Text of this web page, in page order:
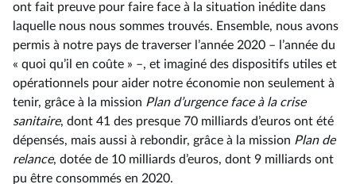
ont fait preuve pour faire face à la situation inédite dans
laquelle nous nous sommes trouvés. Ensemble, nous avons
permis à notre pays de traverser l’année 2020 –⁠ l’année du
« quoi qu’il en coûte » –, et imaginé des dispositifs utiles et
opérationnels pour aider notre économie non seulement à
tenir, grâce à la mission Plan d’urgence face à la crise
sanitaire, dont 41 des presque 70 milliards d’euros ont été
dépensés, mais aussi à rebondir, grâce à la mission Plan de
relance, dotée de 10 milliards d’euros, dont 9 milliards ont
pu être consommés en 2020.